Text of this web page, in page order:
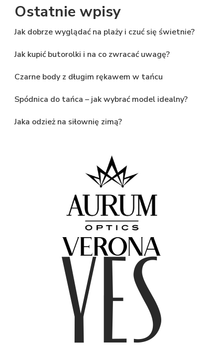
Ostatnie wpisy
Jak dobrze wyglądać na plaży i czuć się świetnie?
Jak kupić butorolki i na co zwracać uwagę?
Czarne body z długim rękawem w tańcu
Spódnica do tańca – jak wybrać model idealny?
Jaka odzież na siłownię zimą?